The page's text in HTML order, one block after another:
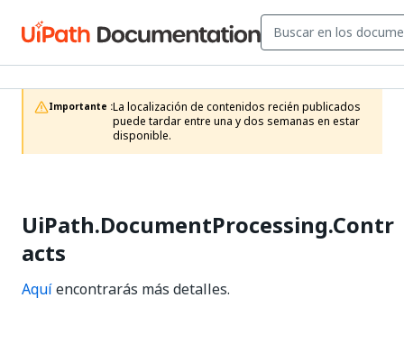
Importante :La localización de contenidos recién publicados
puede tardar entre una y dos semanas en estar
disponible.
UiPath.DocumentProcessing.Contr
acts
Aquíencontrarás más detalles.